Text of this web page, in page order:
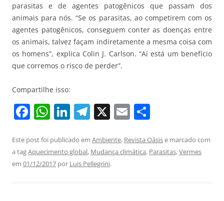
parasitas e de agentes patogênicos que passam dos
animais para nós. “Se os parasitas, ao competirem com os
agentes patogênicos, conseguem conter as doenças entre
os animais, talvez façam indiretamente a mesma coisa com
os homens”, explica Colin J. Carlson. “Aí está um benefício
que corremos o risco de perder”.
Compartilhe isso:
F
c
e
W
at
s
Li
k
e
T
e
gr
X E
ai
l
ar
e
Este post foi publicado em Ambiente, Revista Oásise marcado com
a tagAquecimento global, Mudança climática, Parasitas,Vermes
em 01/12/2017 por Luis Pellegrini.